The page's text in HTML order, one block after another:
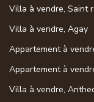
Villa à vendre, Saint
Villa à vendre, Agay
Appartement à
Appartement à
Villa à vendre,